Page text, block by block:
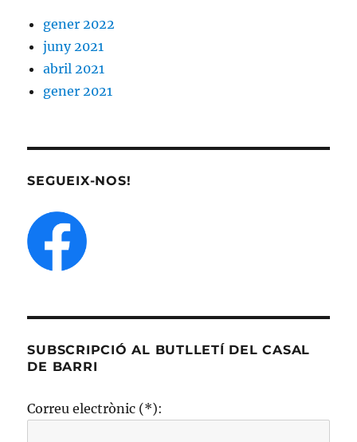
gener 2022
juny 2021
abril 2021
gener 2021
SEGUEIX-NOS!
SUBSCRIPCIÓ AL BUTLLETÍ DEL CASAL
DE BARRI
Correu electrònic (*):